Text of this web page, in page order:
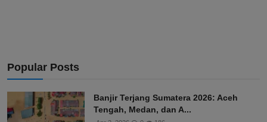
Popular Posts
Banjir Terjang Sumatera 2026: Aceh
Tengah, Medan, dan A...